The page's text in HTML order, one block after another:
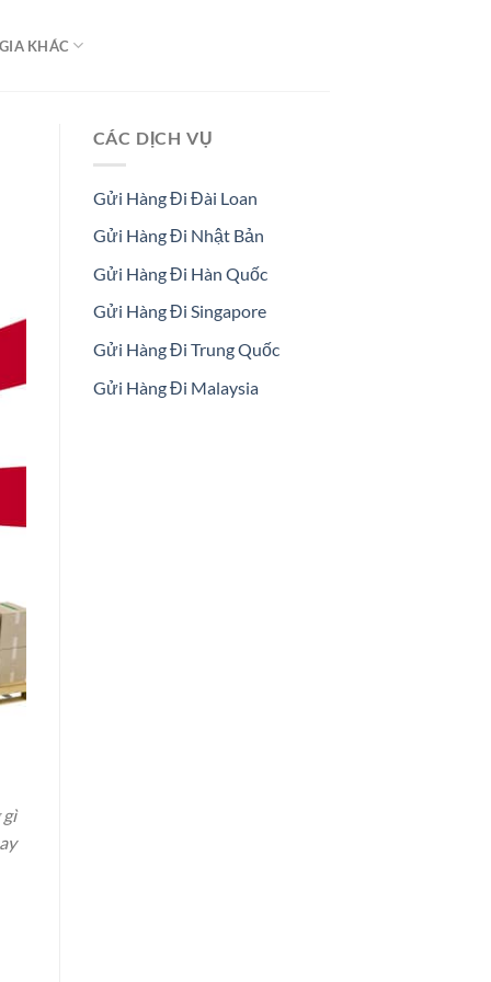
KHÁC
CÁC DỊCH VỤ
Gửi Hàng Đi Đài Loan
Gửi Hàng Đi Nhật Bản
Gửi Hàng Đi Hàn Quốc
Gửi Hàng Đi Singapore
Gửi Hàng Đi Trung Quốc
Gửi Hàng Đi Malaysia